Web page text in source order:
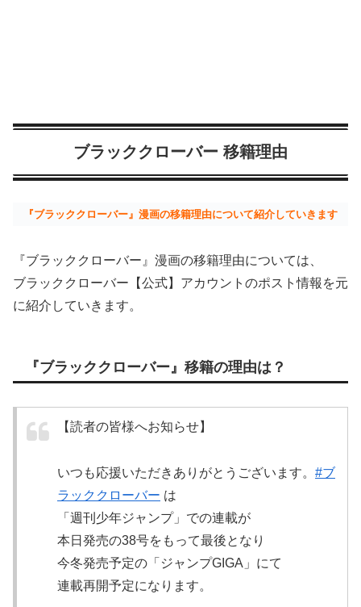
ブラッククローバー 移籍理由
『ブラッククローバー』漫画の移籍理由について紹介していきます
『ブラッククローバー』漫画の移籍理由については、
ブラッククローバー【公式】アカウントのポスト情報を元
に紹介していきます。
『ブラッククローバー』移籍の理由は？
【読者の皆様へお知らせ】
いつも応援いただきありがとうございます。 #ブ
ラッククローバー は
「週刊少年ジャンプ」での連載が
本日発売の38号をもって最後となり
今冬発売予定の「ジャンプGIGA」にて
連載再開予定になります。